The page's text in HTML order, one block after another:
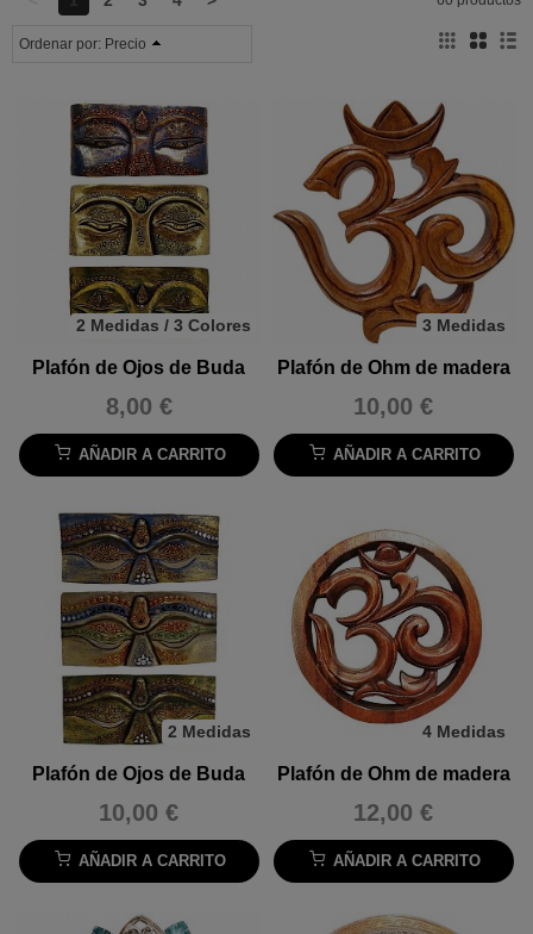
Ordenar por: Precio
2 Medidas / 3 Colores
Plafón de Ojos de Buda
8,00 €
AÑADIR A CARRITO
3 Medidas
Plafón de Ohm de madera
10,00 €
AÑADIR A CARRITO
2 Medidas
Plafón de Ojos de Buda
10,00 €
AÑADIR A CARRITO
4 Medidas
Plafón de Ohm de madera
12,00 €
AÑADIR A CARRITO